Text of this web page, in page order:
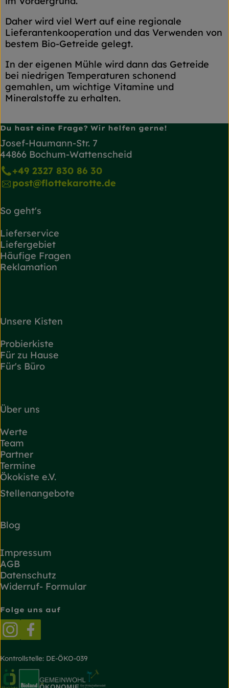
Daher wird viel Wert auf eine regionale
Lieferantenkooperation und das Verwenden von
bestem Bio-Getreide gelegt.
In der eigenen Mühle wird dann das Getreide
bei niedrigen Temperaturen schonend
gemahlen, um wichtige Vitamine und
Mineralstoffe zu erhalten.
Du hast eine Frage? Wir helfen gerne!
Josef-Haumann-Str. 7
44866 Bochum-Wattenscheid
+49 2327 830 86 30
post@flottekarotte.de
So geht's
Lieferservice
Liefergebiet
Häufige Fragen
Reklamation
Unsere Kisten
Probierkiste
Für zu Hause
Für's Büro
Über uns
Werte
Team
Partner
Termine
Ökokiste e.V.
Stellenangebote
Blog
Impressum
AGB
Datenschutz
Widerruf- Formular
Folge uns auf
Externer Link zu https://
Kontrollstelle: DE-ÖKO-039
Externer Link zu https://www.oekokiste.de/
Externer Link zu https://www.bioland.de/